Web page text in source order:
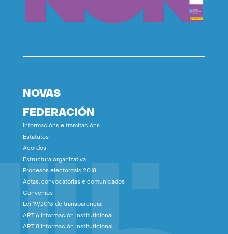
NOVAS
FEDERACIÓN
Informacións e tramitacións
Estatutos
Acordos
Estructura organizativa
Procesos electoroais 2018
Actas, convocatorias e comunicados
Convenios
Lei 19/2013 de transparencia:
ART 6 información instituticional
ART 8 información instituticional